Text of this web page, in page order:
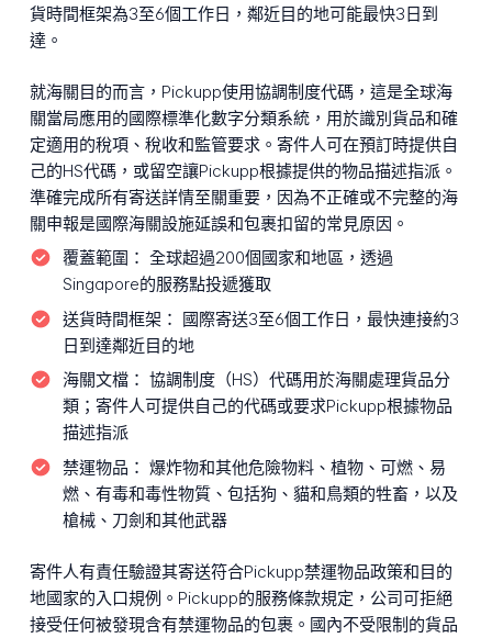
貨時間框架為3至6個工作日，鄰近目的地可能最快3日到
達。
就海關目的而言，Pickupp使用協調制度代碼，這是全球海
關當局應用的國際標準化數字分類系統，用於識別貨品和確
定適用的稅項、稅收和監管要求。寄件人可在預訂時提供自
己的HS代碼，或留空讓Pickupp根據提供的物品描述指派。
準確完成所有寄送詳情至關重要，因為不正確或不完整的海
關申報是國際海關設施延誤和包裹扣留的常見原因。
覆蓋範圍： 全球超過200個國家和地區，透過
Singapore的服務點投遞獲取
送貨時間框架： 國際寄送3至6個工作日，最快連接約3
日到達鄰近目的地
海關文檔： 協調制度（HS）代碼用於海關處理貨品分
類；寄件人可提供自己的代碼或要求Pickupp根據物品
描述指派
禁運物品： 爆炸物和其他危險物料、植物、可燃、易
燃、有毒和毒性物質、包括狗、貓和鳥類的牲畜，以及
槍械、刀劍和其他武器
寄件人有責任驗證其寄送符合Pickupp禁運物品政策和目的
地國家的入口規例。Pickupp的服務條款規定，公司可拒絕
接受任何被發現含有禁運物品的包裹。國內不受限制的貨品